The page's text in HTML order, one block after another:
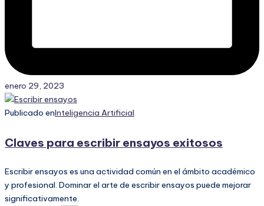
enero 29, 2023
Publicado enInteligencia Artificial
Claves para escribir ensayos exitosos
Escribir ensayos es una actividad común en el ámbito académico
y profesional. Dominar el arte de escribir ensayos puede mejorar
significativamente.